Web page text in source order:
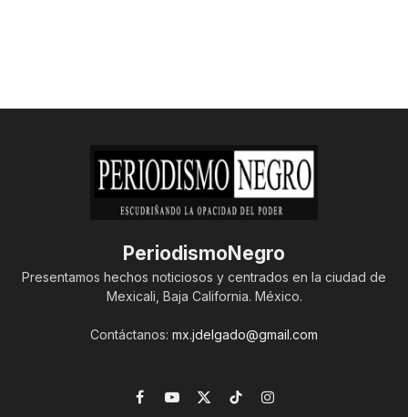
PeriodismoNegro
Presentamos hechos noticiosos y centrados en la ciudad de
Mexicali, Baja California. México.
Contáctanos: mx.jdelgado@gmail.com
Facebook
YouTube
X TikTokInstagram